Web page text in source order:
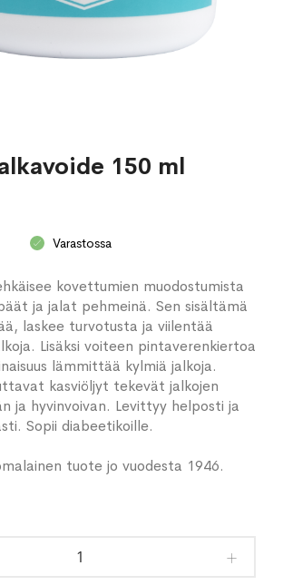
150 ml
Varastossa
kovettumien muodostumista
ja jalat pehmeinä. Sen sisältämä
laskee turvotusta ja viilentää
Lisäksi voiteen pintaverenkiertoa
lämmittää kylmiä jalkoja.
kasviöljyt tekevät jalkojen
ja hyvinvoivan. Levittyy helposti ja
Sopii diabeetikoille.
tuote jo vuodesta 1946.